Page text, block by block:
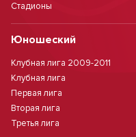
Стадионы
Юношеский
Клубная лига 2009-2011
Клубная лига
Первая лига
Вторая лига
Третья лига